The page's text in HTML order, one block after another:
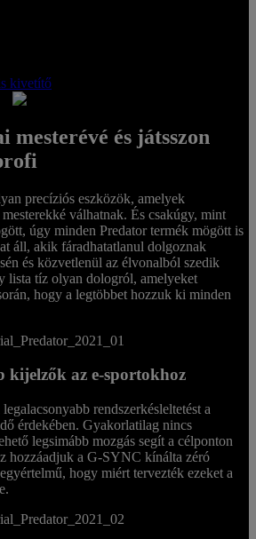
kivetítő
GamingMonitors
mesterévé és játsszon
precíziós eszközök, amelyek
válhatnak. És csakúgy, mint
úgy minden Predator termék mögött is
áll, akik fáradhatatlanul dolgoznak
és közvetlenül az élvonalból szedik
lista tíz olyan dologról, amelyeket
hogy a legtöbbet hozzuk ki minden
kijelzők az e-sportokhoz
rendszerkésleltetést a
érdekében. Gyakorlatilag nincs
legsimább mozgás segít a célponton
hozzáadjuk a G-SYNC kínálta zéró
hogy miért tervezték ezeket a